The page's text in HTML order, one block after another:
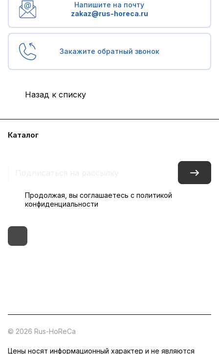
Напишите на почту
zakaz@rus-horeca.ru
Закажите обратный звонок
Назад к списку
Каталог
Продолжая, вы соглашаетесь с политикой
конфиденциальности
© 2026 Rus-HoReCa
Цены носят информационный характер и не являются